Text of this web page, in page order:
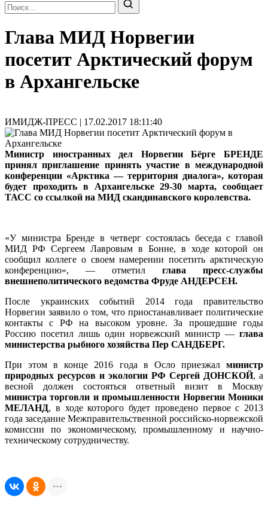
Глава МИД Норвегии
посетит Арктический форум
в Архангельске
ИМИДЖ-ПРЕСС | 17.02.2017 18:11:40
Министр иностранных дел Норвегии Бёрге БРЕНДЕ
принял приглашение принять участие в международной
конференции «Арктика — территория диалога», которая
будет проходить в Архангельске 29-30 марта, сообщает
ТАСС со ссылкой на МИД скандинавского королевства.
«У министра Бренде в четверг состоялась беседа с главой
МИД РФ Сергеем Лавровым в Бонне, в ходе которой он
сообщил коллеге о своем намерении посетить арктическую
конференцию», — отметил глава пресс-службы
внешнеполитического ведомства Фруде АНДЕРСЕН.
После украинских событий 2014 года правительство
Норвегии заявило о том, что приостанавливает политические
контакты с РФ на высоком уровне. За прошедшие годы
Россию посетил лишь один норвежский министр — глава
министерства рыбного хозяйства Пер САНДБЕРГ.
При этом в конце 2016 года в Осло приезжал министр
природных ресурсов и экологии РФ Сергей ДОНСКОЙ, а
весной должен состояться ответный визит в Москву
министра торговли и промышленности Норвегии Моники
МЕЛАНД, в ходе которого будет проведено первое с 2013
года заседание Межправительственной российско-норвежской
комиссии по экономическому, промышленному и научно-
техническому сотрудничеству.